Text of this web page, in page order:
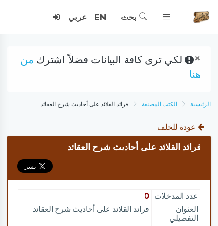
بحث EN عربي
× لكي ترى كافة البيانات فضلاً اشترك من
هنا
الرئيسية الكتب المصنفة فرائد القلائد على أحاديث شرح العقائد
عودة للخلف
فرائد القلائد على أحاديث شرح العقائد
عدد المدخلات 0
العنوان
التفصيلي
فرائد القلائد على أحاديث شرح العقائد